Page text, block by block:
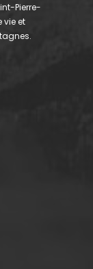
Pierre-
vie et